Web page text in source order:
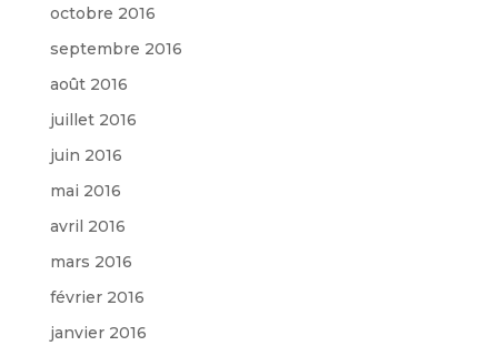
octobre 2016
septembre 2016
août 2016
juillet 2016
juin 2016
mai 2016
avril 2016
mars 2016
février 2016
janvier 2016